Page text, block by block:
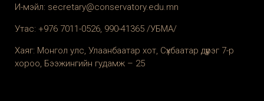
И-мэйл: secretary@conservatory.edu.mn
Утас: +976 7011-0526, 990-41365 /УБМА/
Хаяг: Монгол улс, Улаанбаатар хот, Сүхбаатар дүүрэг 7-р
хороо, Бээжингийн гудамж – 25